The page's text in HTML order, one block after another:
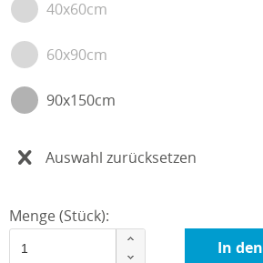
40x60cm
60x90cm
90x150cm
Auswahl zurücksetzen
Menge (Stück):
In